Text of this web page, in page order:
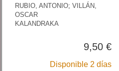
RUBIO, ANTONIO; VILLÁN,
OSCAR
KALANDRAKA
9,50 €
Disponible 2 días